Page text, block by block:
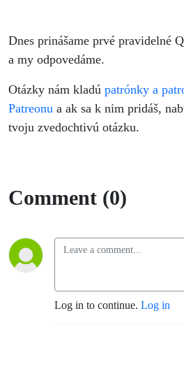
Dnes prinášame prvé pravidelné
a my odpovedáme.
Otázky nám kladú patrónky a
Patreonu a ak sa k nim pridáš,
tvoju zvedochtivú otázku.
Comment (0)
Log in to continue. Log in